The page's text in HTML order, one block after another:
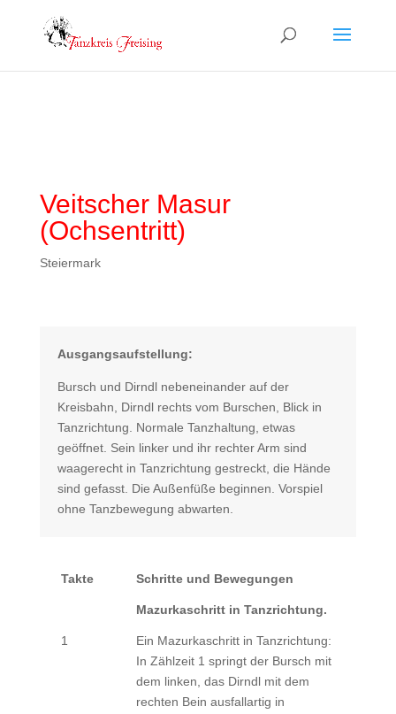
Veitscher Masur
(Ochsentritt)
Steiermark
Ausgangsaufstellung:
Bursch und Dirndl nebeneinander auf der
Kreisbahn, Dirndl rechts vom Burschen, Blick in
Tanzrichtung. Normale Tanzhaltung, etwas
geöffnet. Sein linker und ihr rechter Arm sind
waagerecht in Tanzrichtung gestreckt, die Hände
sind gefasst. Die Außenfüße beginnen. Vorspiel
ohne Tanzbewegung abwarten.
Takte Schritte und Bewegungen
Mazurkaschritt in Tanzrichtung.
1
Ein Mazurkaschritt in Tanzrichtung:
In Zählzeit 1 springt der Bursch mit
dem linken, das Dirndl mit dem
rechten Bein ausfallartig in